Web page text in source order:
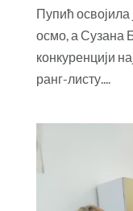
Пупић освојила
осмо, а Сузана
конкуренцији
ранг-листу....